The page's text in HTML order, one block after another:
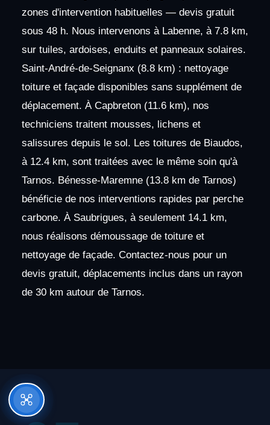
zones d'intervention habituelles — devis gratuit
sous 48 h. Nous intervenons à Labenne, à 7.8 km,
sur tuiles, ardoises, enduits et panneaux solaires.
Saint-André-de-Seignanx (8.8 km) : nettoyage
toiture et façade disponibles sans supplément de
déplacement. À Capbreton (11.6 km), nos
techniciens traitent mousses, lichens et
salissures depuis le sol. Les toitures de Biaudos,
à 12.4 km, sont traitées avec le même soin qu'à
Tarnos. Bénesse-Maremne (13.8 km de Tarnos)
bénéficie de nos interventions rapides par perche
carbone. À Saubrigues, à seulement 14.1 km,
nous réalisons démoussage de toiture et
nettoyage de façade. Contactez-nous pour un
devis gratuit, déplacements inclus dans un rayon
de 30 km autour de Tarnos.